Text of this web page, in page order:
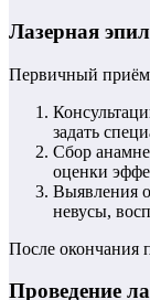
Лазерная
Первичный приём
задать
Сбор
оценки
Выявления
невусы,
После окончания
Проведение